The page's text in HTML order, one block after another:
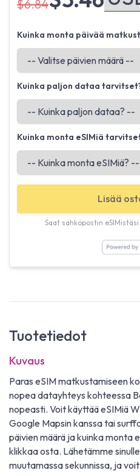
$6.84
Kuinka monta päivää
Kuinka paljon dataa
Kuinka monta eSIMiä
Lisää
Saat sähköpostin
Tuotetiedot
Kuvaus
Paras eSIM matkustamiseen
nopea datayhteys kohteessa
nopeasti. Voit käyttää eSIMiä
Google Mapsin kanssa tai
päivien määrä ja kuinka
klikkaa osta. Lähetämme
muutamassa sekunnissa, ja